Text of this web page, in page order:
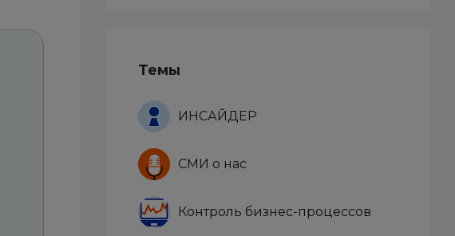
Темы
ИНСАЙДЕР
СМИ о нас
Контроль бизнес-процессов